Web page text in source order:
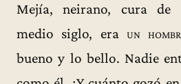
Mejía, neirano, cura de
medio siglo, eraun
bueno y lo bello. Nadie